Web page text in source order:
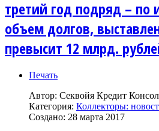
третий год подряд – по
объем долгов,
превысит 12 млрд.
Печать
Автор: Секвойя Кредит
Категория: Коллекторы:
Создано: 28 марта 2017